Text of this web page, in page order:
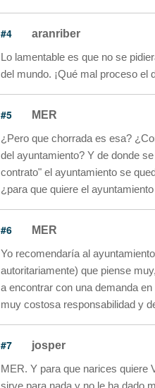
#4 aranriber
Lo lamentable es que no se
del mundo. ¡Qué mal proceso el
#5 MER
¿Pero que chorrada es esa?
del ayuntamiento? Y de donde
contrato" el ayuntamiento se
¿para que quiere el
#6 MER
Yo recomendaría al
autoritariamente) que piense
a encontrar con una demanda
muy costosa responsabilidad y
#7 josper
MER. Y para que narices quiere
sirve para nada y no le ha dado